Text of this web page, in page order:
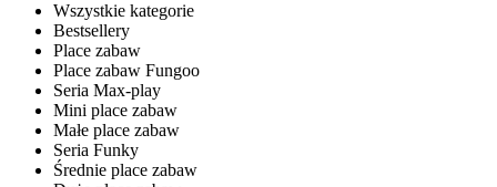
Wszystkie kategorie
Bestsellery
Place zabaw
Place zabaw Fungoo
Seria Max-play
Mini place zabaw
Małe place zabaw
Seria Funky
Średnie place zabaw